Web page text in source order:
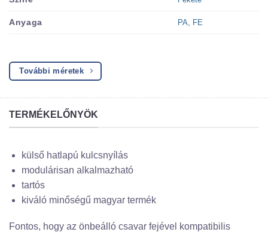
Anyaga PA, FE
További méretek
TERMÉKELŐNYÖK
külső hatlapú kulcsnyílás
modulárisan alkalmazható
tartós
kiváló minőségű magyar termék
Fontos, hogy az önbeálló csavar fejével kompatibilis